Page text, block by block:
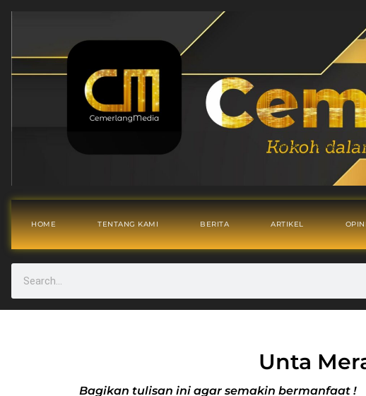
HOME TENTANG KAMI BERITA ARTIKEL
Unta
Bagikan tulisan ini agar semakin bermanfaat !